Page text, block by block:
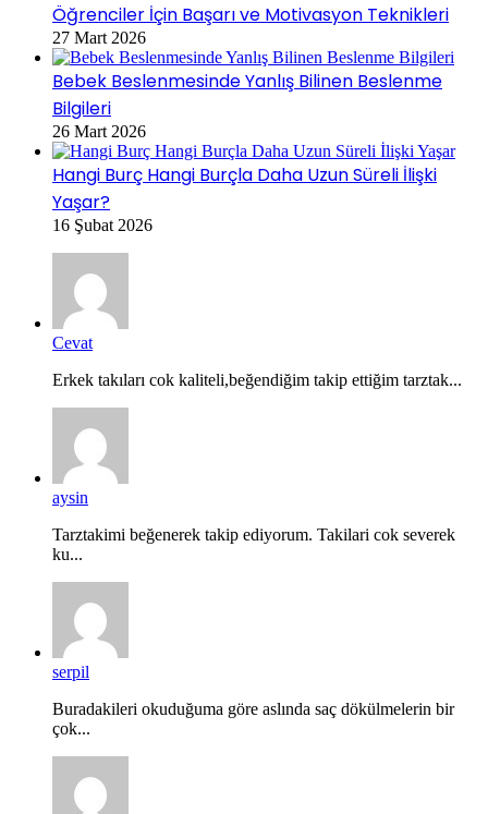
Öğrenciler İçin Başarı ve Motivasyon Teknikleri
27 Mart 2026
Bebek Beslenmesinde Yanlış Bilinen Beslenme
Bilgileri
26 Mart 2026
Hangi Burç Hangi Burçla Daha Uzun Süreli İlişki
Yaşar?
16 Şubat 2026
Cevat
Erkek takıları cok kaliteli,beğendiğim takip ettiğim tarztak...
aysin
Tarztakimi beğenerek takip ediyorum. Takilari cok severek
ku...
serpil
Buradakileri okuduğuma göre aslında saç dökülmelerin bir
çok...